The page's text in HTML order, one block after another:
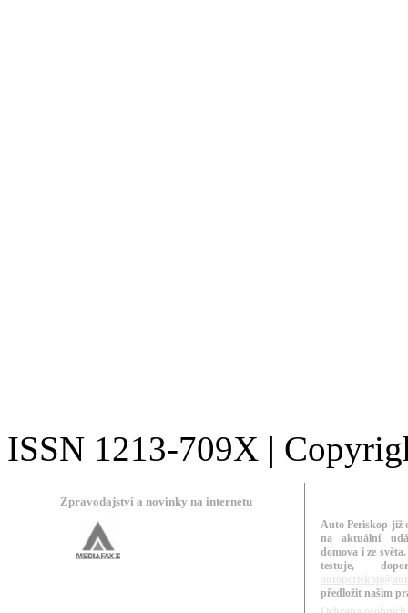
ISSN 1213-709X |
Zpravodajství a novinky na internetu
Auto Periskop již
na aktuální
domova i ze
testuje,
předložit našim